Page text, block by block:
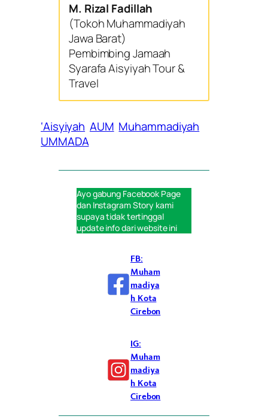
M. Rizal Fadillah
(Tokoh Muhammadiyah
Jawa Barat)
Pembimbing Jamaah
Syarafa Aisyiyah Tour &
Travel
‘Aisyiyah AUM Muhammadiyah
UMMADA
Ayo gabung Facebook Page
dan Instagram Story kami
supaya tidak tertinggal
update info dari website ini
FB:
Muham
madiya
h Kota
Cirebon
IG:
Muham
madiya
h Kota
Cirebon